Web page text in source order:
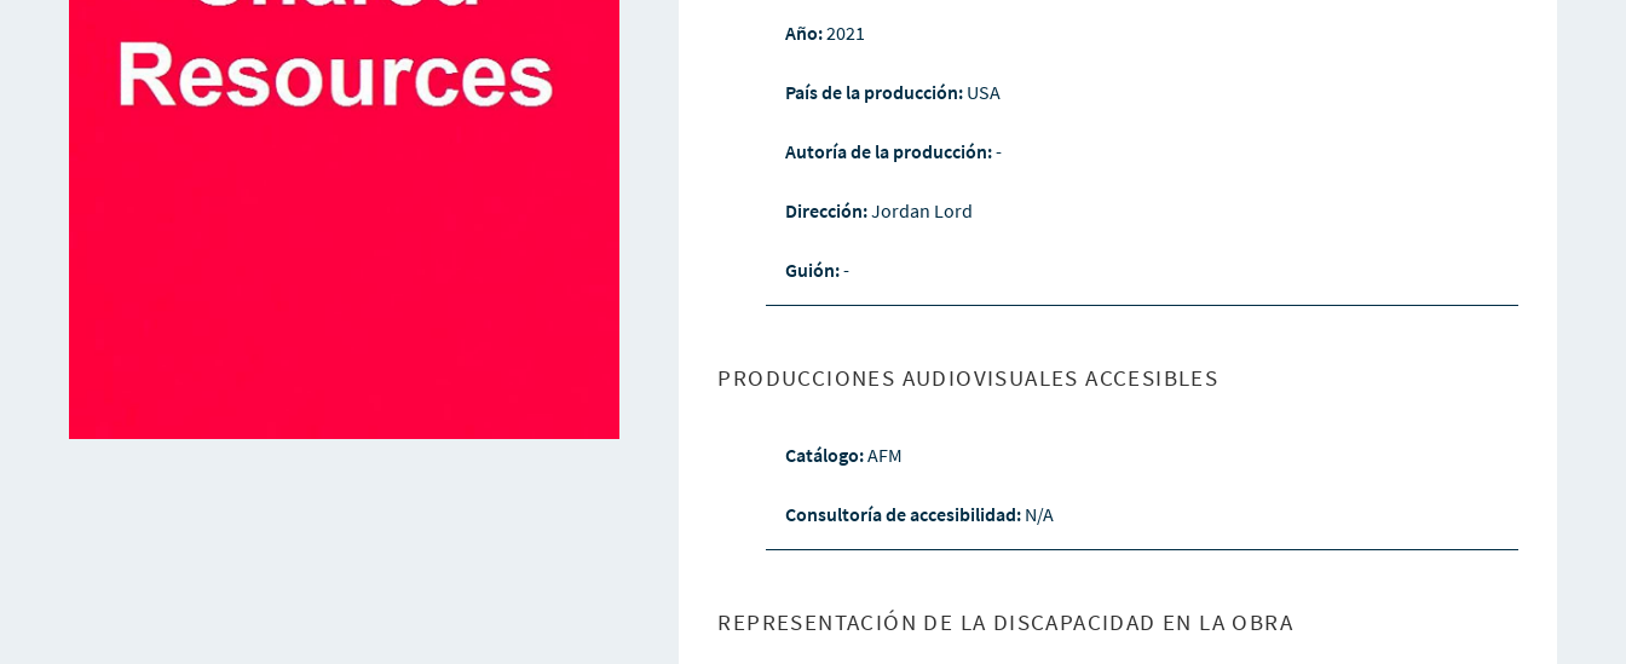
Año:2021
País de la producción: USA
Autoría de la producción:-
Dirección:Jordan Lord
Guión:-
PRODUCCIONES AUDIOVISUALES ACCESIBLES
Catálogo:AFM
Consultoría de accesibilidad: N/A
REPRESENTACIÓN DE LA DISCAPACIDAD EN LA OBRA